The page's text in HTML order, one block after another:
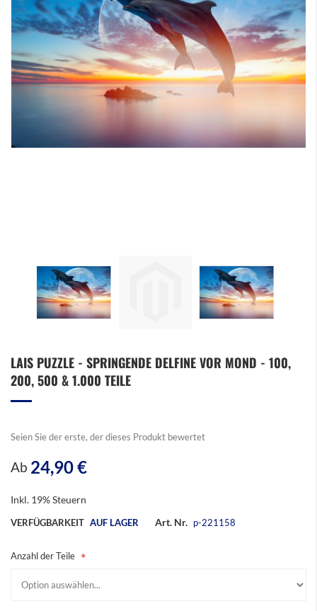
Anfang
der
LAIS PUZZLE - SPRINGENDE DELFINE VOR MOND - 100,
200, 500 & 1.000 TEILE
Seien Sie der erste, der dieses Produkt bewertet
Ab 24,90 €
Inkl. 19% Steuern
VERFÜGBARKEIT AUF LAGER Art. Nr. p-221158
Anzahl der Teile